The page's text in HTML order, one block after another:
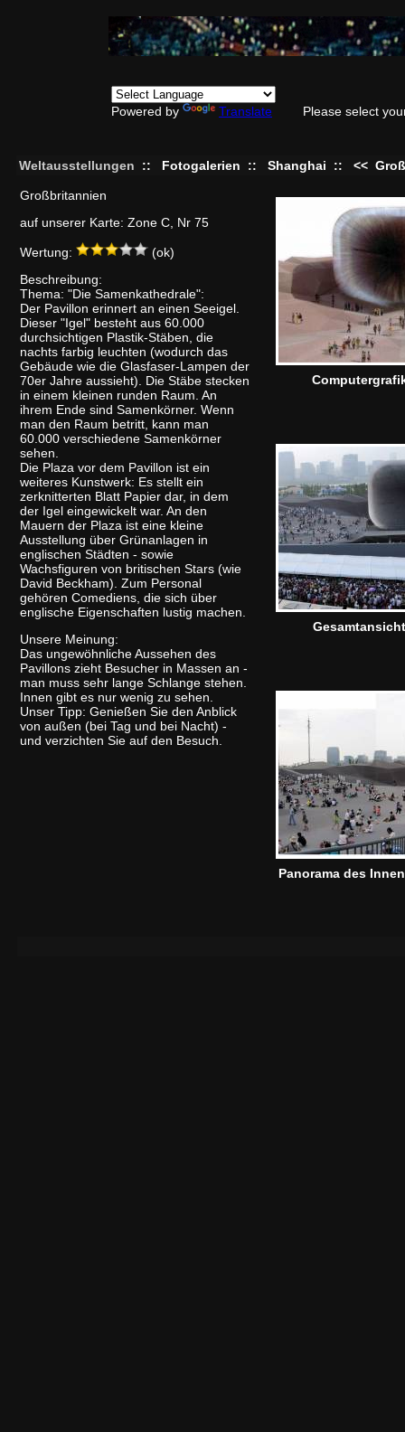
Powered by Translate Please select
Weltausstellungen :: Fotogalerien :: Shanghai :: <<
Großbritannien
auf unserer Karte: Zone C, Nr 75
Wertung:
(ok)
Beschreibung:
Thema: "Die Samenkathedrale":
Der Pavillon erinnert an einen Seeigel.
Dieser "Igel" besteht aus 60.000
durchsichtigen Plastik-Stäben, die
nachts farbig leuchten (wodurch das
Gebäude wie die Glasfaser-Lampen der
70er Jahre aussieht). Die Stäbe stecken
in einem kleinen runden Raum. An
ihrem Ende sind Samenkörner. Wenn
man den Raum betritt, kann man
60.000 verschiedene Samenkörner
sehen.
Die Plaza vor dem Pavillon ist ein
weiteres Kunstwerk: Es stellt ein
zerknitterten Blatt Papier dar, in dem
der Igel eingewickelt war. An den
Mauern der Plaza ist eine kleine
Ausstellung über Grünanlagen in
englischen Städten - sowie
Wachsfiguren von britischen Stars (wie
David Beckham). Zum Personal
gehören Comediens, die sich über
englische Eigenschaften lustig machen.
Unsere Meinung:
Das ungewöhnliche Aussehen des
Pavillons zieht Besucher in Massen an -
man muss sehr lange Schlange stehen.
Innen gibt es nur wenig zu sehen.
Unser Tipp: Genießen Sie den Anblick
von außen (bei Tag und bei Nacht) -
und verzichten Sie auf den Besuch.
Gesamtansicht
Panorama des